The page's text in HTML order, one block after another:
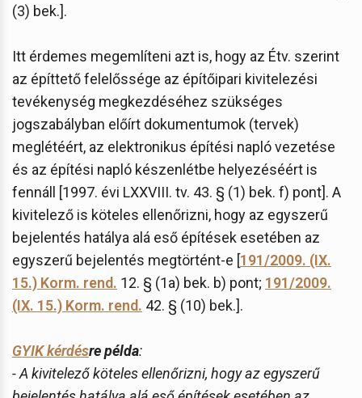
(3) bek.].
Itt érdemes megemlíteni azt is, hogy az Étv. szerint
az építtető felelőssége az építőipari kivitelezési
tevékenység megkezdéséhez szükséges
jogszabályban előírt dokumentumok (tervek)
meglétéért, az elektronikus építési napló vezetése
és az építési napló készenlétbe helyezéséért is
fennáll [1997. évi LXXVIII. tv. 43. § (1) bek. f) pont]. A
kivitelező is köteles ellenőrizni, hogy az egyszerű
bejelentés hatálya alá eső építések esetében az
egyszerű bejelentés megtörtént-e [191/2009. (IX.
15.) Korm. rend. 12. § (1a) bek. b) pont; 191/2009.
(IX. 15.) Korm. rend. 42. § (10) bek.].
GYIK kérdésre példa:
- A kivitelező köteles ellenőrizni, hogy az egyszerű